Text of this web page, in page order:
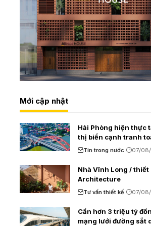
Mới cập nhật
Hải Phòng hiện thực
thị biển cạnh tranh
Tin trong nước 07/
Nhà Vĩnh Long / thiết
Architecture
Tư vấn thiết kế 07/
Cần hơn 3 triệu tỷ
mạng lưới đường sắt